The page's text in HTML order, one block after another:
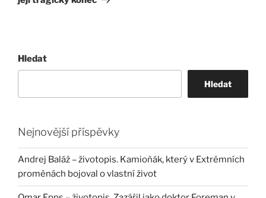
Hledat
Hledat
Nejnovější příspěvky
Andrej Baláž – životopis. Kamioňák, který v Extrémních
proměnách bojoval o vlastní život